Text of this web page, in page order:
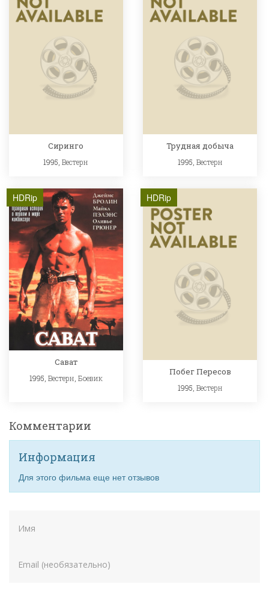
Сиринго
1995,Вестерн
Трудная добыча
1995, Вестерн
HDRip
Сават
1995, Вестерн Боевик
HDRip
Побег Пересов
1995, Вестерн
Комментарии
Информация
Для этого фильма еще нет отзывов